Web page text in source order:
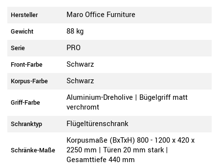
Hersteller Maro Office Furniture
Gewicht 88 kg
Serie PRO
Front-Farbe Schwarz
Korpus-Farbe Schwarz
Griff-Farbe
Aluminium-Dreholive | Bügelgriff matt
verchromt
Schranktyp Flügeltürenschrank
Schränke-Maße
Korpusmaße (BxTxH) 800 - 1200 x 420 x
2250 mm | Türen 20 mm stark |
Gesamttiefe 440 mm